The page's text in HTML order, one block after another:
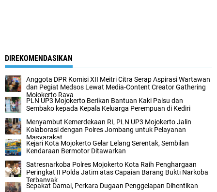
DIREKOMENDASIKAN
Anggota DPR Komisi XII Meitri Citra Serap Aspirasi Wartawan
dan Pegiat Medsos Lewat Media-Content Creator Gathering
Mojokerto Raya
PLN UP3 Mojokerto Berikan Bantuan Kaki Palsu dan
Sembako kepada Kepala Keluarga Perempuan di Kediri
Menyambut Kemerdekaan RI, PLN UP3 Mojokerto Jalin
Kolaborasi dengan Polres Jombang untuk Pelayanan
Masyarakat
Kejari Kota Mojokerto Gelar Lelang Serentak, Sembilan
Kendaraan Bermotor Ditawarkan
Satresnarkoba Polres Mojokerto Kota Raih Penghargaan
Peringkat II Polda Jatim atas Capaian Barang Bukti Narkoba
Terbanyak
Sepakat Damai, Perkara Dugaan Penggelapan Dihentikan